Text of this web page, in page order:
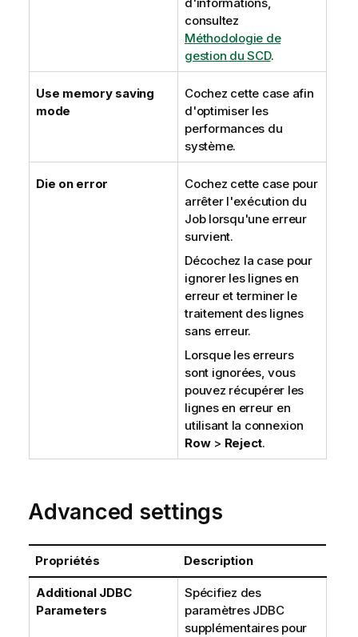
consultez
Méthodologie de
gestion du SCD.
Use memory saving
mode
Cochez cette case afin
d'optimiser les
performances du
système.
Die on error
Cochez cette case pour
arrêter l'exécution du
Job lorsqu'une erreur
survient.
Décochez la case pour
ignorer les lignes en
erreur et terminer le
traitement des lignes
sans erreur.
Lorsque les erreurs
sont ignorées, vous
pouvez récupérer les
lignes en erreur en
utilisant la connexion
Row> Reject.
Advanced settings
Propriétés Description
Additional JDBC
Parameters
Spécifiez des
paramètres JDBC
supplémentaires pour